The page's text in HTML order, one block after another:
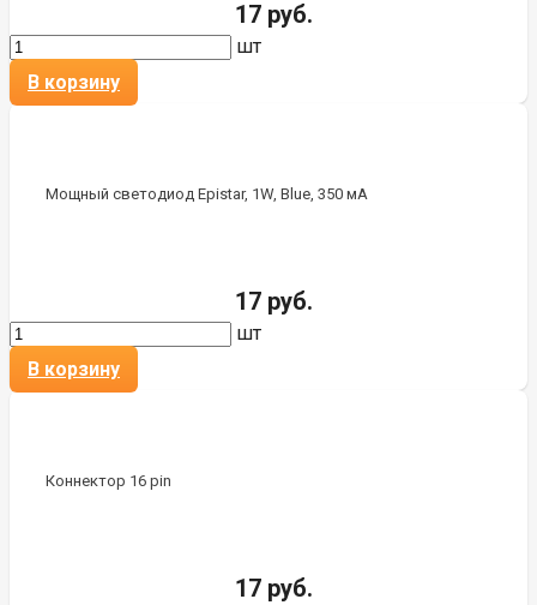
17 руб.
шт
В корзину
Мощный светодиод Epistar, 1W, Blue, 350 мА
17 руб.
шт
В корзину
Коннектор 16 pin
17 руб.